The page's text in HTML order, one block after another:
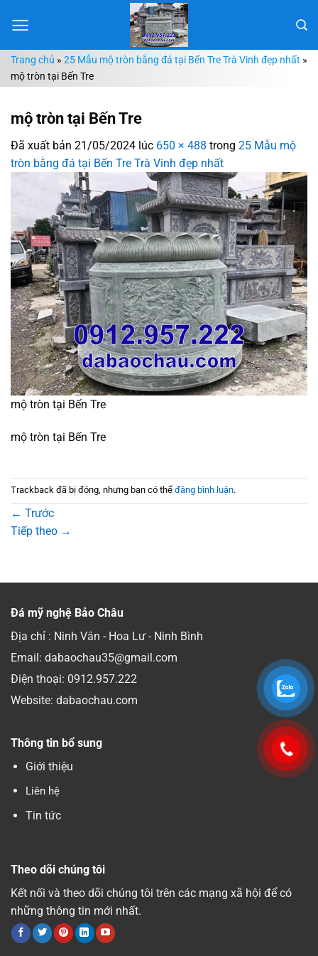
đến
dungTrang chủ » 25 Mẫu mộ tròn bằng đá tại Bến Tre Trà Vinh đẹp nhất »
mộ tròn tại Bến Tre
mộ tròn tại Bến Tre
Đã xuất bản 21/05/2024 lúc 650 × 488 trong 25 Mẫu mộ
tròn bằng đá tại Bến Tre Trà Vinh đẹp nhất
mộ tròn tại Bến Tre
mộ tròn tại Bến Tre
Trackback đã bị đóng, nhưng bạn có thể đăng bình luận.
← Trước
Tiếp theo →
Đá mỹ nghệ Bảo Châu
Địa chỉ : Ninh Vân - Hoa Lư - Ninh Bình
Email: dabaochau35@gmail.com
Điện thoại: 0912.957.222
Website: dabaochau.com
Thông tin bổ sung
Giới thiệu
Liên hệ
Tin tức
Theo dõi chúng tôi
Kết nối và theo dõi chúng tôi trên các mạng xã hội để có
những thông tin mới nhất.